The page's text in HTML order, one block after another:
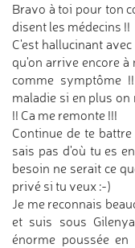
Bravo à toi pour ton
disent les médecins !!
C'est hallucinant
qu'on arrive encore à
comme symptôme
maladie si en plus
!! Ca me remonte !!!
Continue de te
sais pas d'où tu es
besoin ne serait ce
privé si tu veux :-)
Je me reconnais
et suis sous
énorme poussée